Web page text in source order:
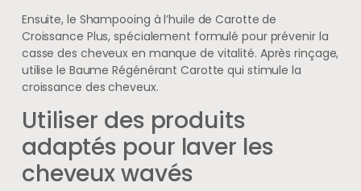
Ensuite, le Shampooing à l’huile de Carotte de
Croissance Plus, spécialement formulé pour prévenir la
casse des cheveux en manque de vitalité. Après rinçage,
utilise le Baume Régénérant Carotte qui stimule la
croissance des cheveux.
Utiliser des produits
adaptés pour laver les
cheveux wavés